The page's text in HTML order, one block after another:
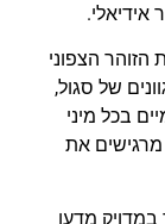
אידיאלי.
הזוהר הצפוני
של סגול,
בכל מיני
מרגישים את
מדען